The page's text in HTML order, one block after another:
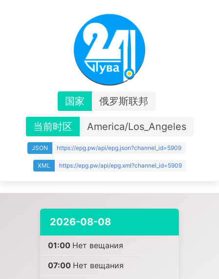
国家 俄罗斯联邦
当前时区 America/Los_Angeles
JSON https://epg.pw/api/epg.json?channel_id=5909
XML https://epg.pw/api/epg.xml?channel_id=5909
2026-08-08
01:00 Нет вещания
07:00 Нет вещания